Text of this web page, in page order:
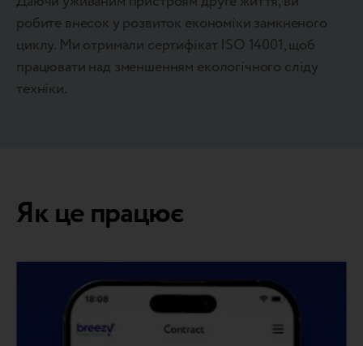
робите внесок у розвиток економіки замкненого
циклу. Ми отримали сертифікат ISO 14001, щоб
працювати над зменшенням екологічного сліду
техніки.
Як це працює